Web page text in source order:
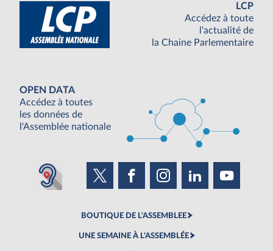
LCP
Accédez à toute
l'actualité de
la Chaine Parlementaire
OPEN DATA
Accédez à toutes
les données de
l'Assemblée nationale
BOUTIQUE DE L'ASSEMBLEE
UNE SEMAINE À L'ASSEMBLÉE